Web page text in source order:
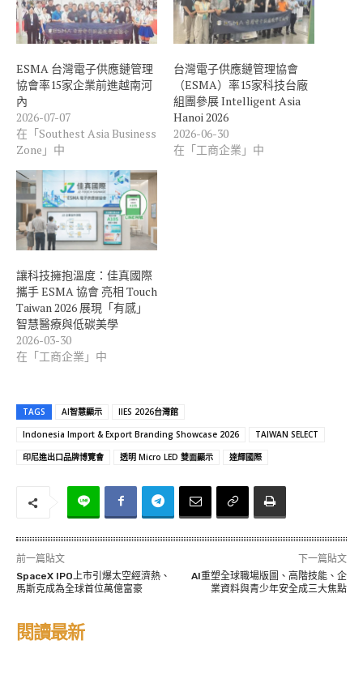
ESMA 台灣電子供應鏈管理
協會率15家企業前進越南河
內
2026-07-07
在「Southest Asia Business
Zone」中
台灣電子供應鏈管理協會
（ESMA）率15家科技台廠
組團參展 Intelligent Asia
Hanoi 2026
2026-06-30
在「工商企業」中
讓科技擁抱溫度：佳真國際
攜手 ESMA 協會 亮相 Touch
Taiwan 2026 展現「有感」
智慧醫療與低碳美學
2026-03-30
在「工商企業」中
TAGS AI智慧顯示
IIES 2026台灣館
Indonesia Import & Export Branding Showcase 2026
TAIWAN SELECT
印尼進出口品牌博覽會
透明 Micro LED 雙面顯示 達輝國際
前一篇貼文
SpaceX IPO上市引爆太空經濟熱、
馬斯克成為全球首位萬億富豪
下一篇貼文
AI重塑全球職場版圖、高階技能、企
業資料與青少年安全成三大焦點
閱讀最新